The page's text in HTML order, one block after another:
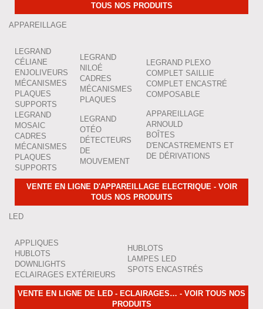
TOUS NOS PRODUITS
APPAREILLAGE
LEGRAND
CÉLIANE
ENJOLIVEURS
MÉCANISMES
PLAQUES
SUPPORTS
LEGRAND
MOSAIC
CADRES
MÉCANISMES
PLAQUES
SUPPORTS
LEGRAND
NILOÉ
CADRES
MÉCANISMES
PLAQUES
LEGRAND
OTÉO
DÉTECTEURS
DE
MOUVEMENT
LEGRAND PLEXO
COMPLET SAILLIE
COMPLET ENCASTRÉ
COMPOSABLE
APPAREILLAGE
ARNOULD
BOÎTES
D'ENCASTREMENTS ET
DE DÉRIVATIONS
VENTE EN LIGNE D'APPAREILLAGE ELECTRIQUE - VOIR
TOUS NOS PRODUITS
LED
APPLIQUES
HUBLOTS
DOWNLIGHTS
ECLAIRAGES EXTÉRIEURS
HUBLOTS
LAMPES LED
SPOTS ENCASTRÉS
VENTE EN LIGNE DE LED - ECLAIRAGES… - VOIR TOUS NOS
PRODUITS